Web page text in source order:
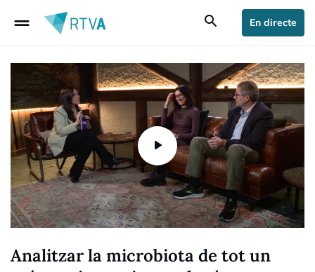
drag_handle search En directe
Analitzar la microbiota de tot un